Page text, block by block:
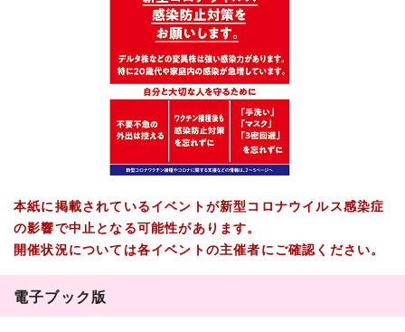
本紙に掲載されているイベントが新型コロナウイルス感染症
の影響で中止となる可能性があります。
開催状況については各イベントの主催者にご確認ください。
電子ブック版